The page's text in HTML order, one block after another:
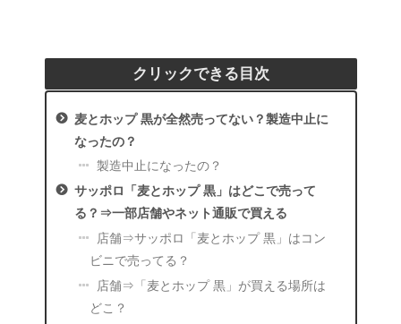
クリックできる目次
麦とホップ 黒が全然売ってない？製造中止に
なったの？
製造中止になったの？
サッポロ「麦とホップ 黒」はどこで売って
る？⇒一部店舗やネット通販で買える
店舗⇒サッポロ「麦とホップ 黒」はコン
ビニで売ってる？
店舗⇒「麦とホップ 黒」が買える場所は
どこ？